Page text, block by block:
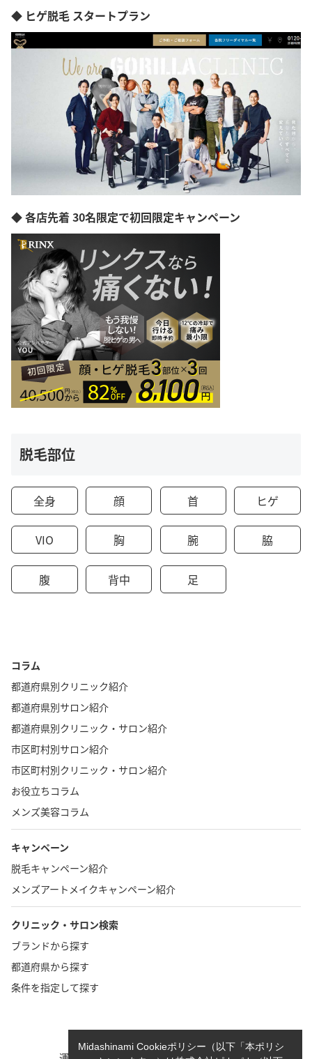
◆ ヒゲ脱毛 スタートプラン
◆ 各店先着 30名限定で初回限定キャンペーン
脱毛部位
全身 顔 首 ヒゲ
VIO 胸 腕 脇
腹 背中 足
コラム
都道府県別クリニック紹介
都道府県別サロン紹介
都道府県別クリニック・サロン紹介
市区町村別サロン紹介
市区町村別クリニック・サロン紹介
お役立ちコラム
メンズ美容コラム
キャンペーン
脱毛キャンペーン紹介
メンズアートメイクキャンペーン紹介
クリニック・サロン検索
ブランドから探す
都道府県から探す
条件を指定して探す
Midashinami Cookieポリシー（以下「本ポリシ